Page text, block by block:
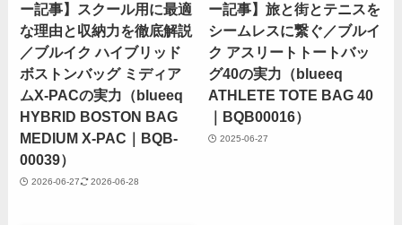
ー記事】スクール用に最適
な理由と収納力を徹底解説
／ブルイク ハイブリッド
ボストンバッグ ミディア
ムX-PACの実力（blueeq
HYBRID BOSTON BAG
MEDIUM X-PAC｜BQB-
00039）
2026-06-27 2026-06-28
ー記事】旅と街とテニスを
シームレスに繋ぐ／ブルイ
ク アスリートトートバッ
グ40の実力（blueeq
ATHLETE TOTE BAG 40
｜BQB00016）
2025-06-27